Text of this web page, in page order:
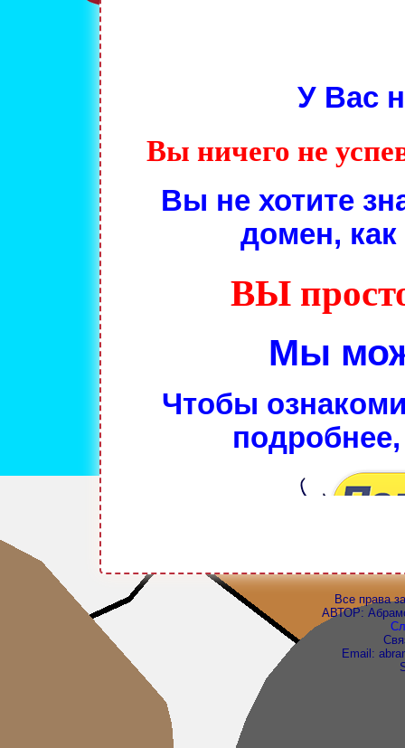
У Вас
Вы ничего не
Вы не хотите
домен, как
ВЫ
Мы
Чтобы
Все права
АВТОР:
Email: